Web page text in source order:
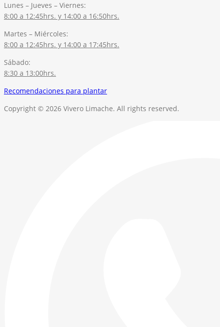
Lunes – Jueves – Viernes:
8:00 a 12:45hrs. y 14:00 a 16:50hrs.
Martes – Miércoles:
8:00 a 12:45hrs. y 14:00 a 17:45hrs.
Sábado:
8:30 a 13:00hrs.
Recomendaciones para plantar
Copyright © 2026 Vivero Limache. All rights reserved.